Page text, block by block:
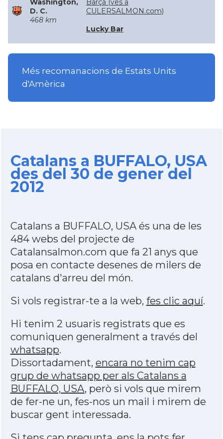
Washington,
D. C.
468 km
Barça (ves a
CULERSALMON.com)
Lucky Bar
Més recomanacions de Estats Units
d'Amèrica
Catalans a BUFFALO, USA
des del 30 de gener del
2012
Catalans a BUFFALO, USA és una de les
484 webs del projecte de
Catalansalmon.com que fa 21 anys que
posa en contacte desenes de milers de
catalans d'arreu del món.
Si vols registrar-te a la web, fes clic aquí.
Hi tenim 2 usuaris registrats que es
comuniquen generalment a través del
whatsapp.
Dissortadament, encara no tenim cap
grup de whatsapp per als Catalans a
BUFFALO, USA, però si vols que mirem
de fer-ne un, fes-nos un mail i mirem de
buscar gent interessada.